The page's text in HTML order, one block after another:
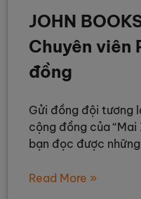
JOHN
Chuyên viên
đồng
Gửi đồng đội tương
cộng đồng của
bạn đọc được
Read More »